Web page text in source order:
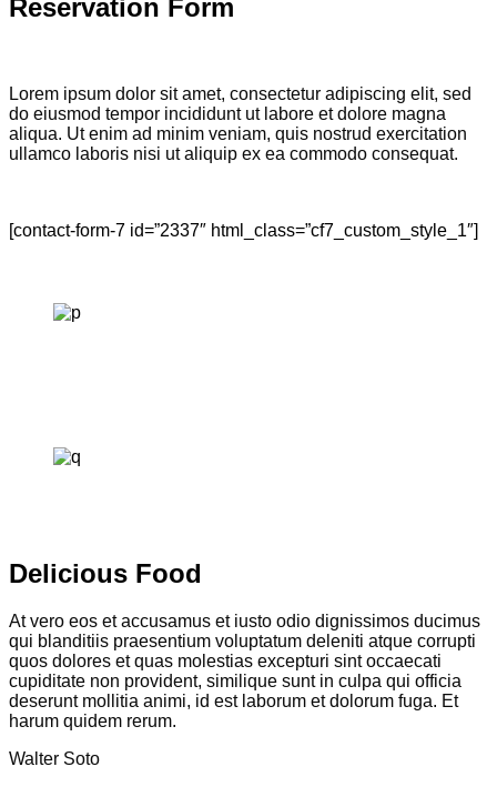
Reservation Form
Lorem ipsum dolor sit amet, consectetur adipiscing elit, sed
do eiusmod tempor incididunt ut labore et dolore magna
aliqua. Ut enim ad minim veniam, quis nostrud exercitation
ullamco laboris nisi ut aliquip ex ea commodo consequat.
[contact-form-7 id=”2337″ html_class=”cf7_custom_style_1″]
Delicious Food
At vero eos et accusamus et iusto odio dignissimos ducimus
qui blanditiis praesentium voluptatum deleniti atque corrupti
quos dolores et quas molestias excepturi sint occaecati
cupiditate non provident, similique sunt in culpa qui officia
deserunt mollitia animi, id est laborum et dolorum fuga. Et
harum quidem rerum.
Walter Soto